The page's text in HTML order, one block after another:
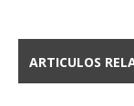
ARTICULOS